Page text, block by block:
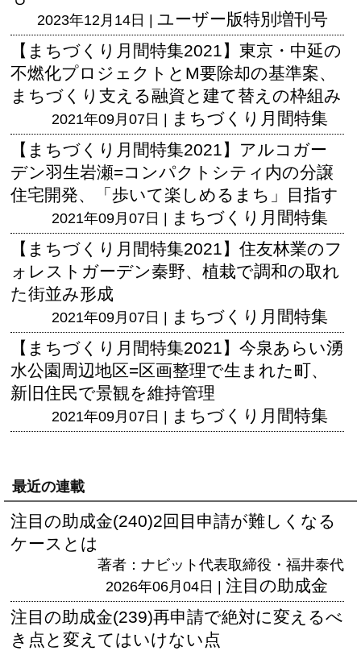
2023年12月14日 | ユーザー版特別増刊号
【まちづくり月間特集2021】東京・中延の
不燃化プロジェクトとM要除却の基準案、
まちづくり支える融資と建て替えの枠組み
2021年09月07日 | まちづくり月間特集
【まちづくり月間特集2021】アルコガー
デン羽生岩瀬=コンパクトシティ内の分譲
住宅開発、「歩いて楽しめるまち」目指す
2021年09月07日 | まちづくり月間特集
【まちづくり月間特集2021】住友林業のフ
ォレストガーデン秦野、植栽で調和の取れ
た街並み形成
2021年09月07日 | まちづくり月間特集
【まちづくり月間特集2021】今泉あらい湧
水公園周辺地区=区画整理で生まれた町、
新旧住民で景観を維持管理
2021年09月07日 | まちづくり月間特集
最近の連載
注目の助成金(240)2回目申請が難しくなる
ケースとは
著者：ナビット代表取締役・福井泰代
2026年06月04日 | 注目の助成金
注目の助成金(239)再申請で絶対に変えるべ
き点と変えてはいけない点